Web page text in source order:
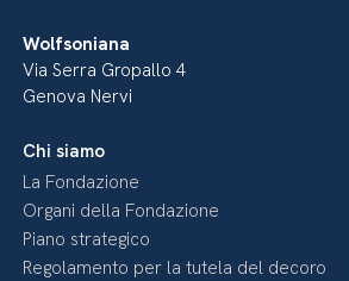
Wolfsoniana
Via Serra Gropallo 4
Genova Nervi
Chi siamo
La Fondazione
Organi della Fondazione
Piano strategico
Regolamento per la tutela del decoro